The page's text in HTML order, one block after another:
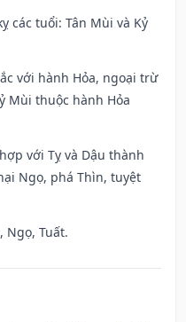
các tuổi: Tân Mùi và Kỷ
với hành Hỏa, ngoại trừ
Mùi thuộc hành Hỏa
với Tỵ và Dậu thành
Ngọ, phá Thìn, tuyệt
Ngọ, Tuất.